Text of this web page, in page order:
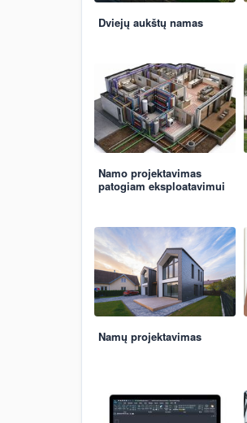
Dviejų aukštų namas
Namo projektavimas
patogiam eksploatavimui
Namų projektavimas